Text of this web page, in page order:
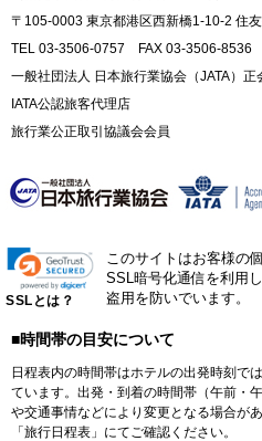
〒105-0003 東京都港区西新橋1-10-2 住
TEL 03-3506-0757 FAX 03-3506-8536
一般社団法人 日本旅行業協会（JATA）正
IATA公認旅客代理店
旅行業公正取引協議会会員
SSLとは？
このサイトはお客様の
SSL暗号化通信を利用
盗用を防いでいます。
■時間帯の目安について
日程表内の時間帯はホテルの出発時刻で
ています。出発・到着の時間帯（午前・
や交通事情などにより変更となる場合が
「旅行日程表」にてご確認ください。